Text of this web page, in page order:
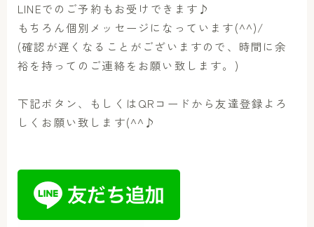
LINEでのご予約もお受けできます♪
もちろん個別メッセージになっています(^^)/
(確認が遅くなることがございますので、時間に余
裕を持ってのご連絡をお願い致します。)
下記ボタン、もしくはQRコードから友達登録よろ
しくお願い致します(^^♪